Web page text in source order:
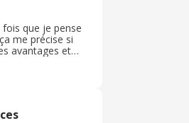
que je pense
me précise si
avantages et
d’économie
que je pense
d’économie